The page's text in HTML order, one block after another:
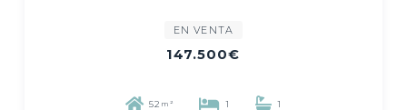
EN VENTA
147.500€
52 m² 1 1